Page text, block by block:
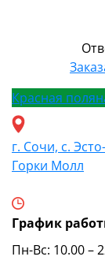
Красная
г. Сочи, с.
Горки Молл
График
Пн-Вс: 10.00 –